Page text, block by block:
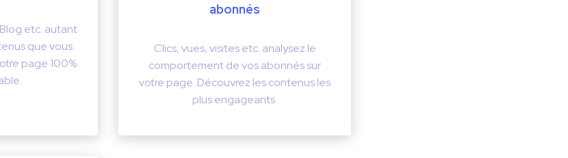
etc. autant
que vous
page 100%
abonnés
Clics, vues, visites etc. analysez le
comportement de vos abonnés sur
votre page. Découvrez les contenus les
plus engageants.